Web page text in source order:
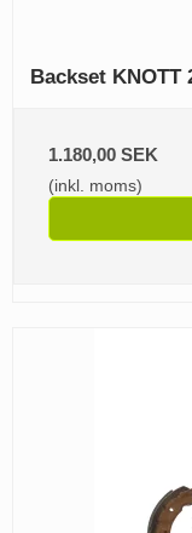
Backset KNOTT
1.180,00 SEK
(inkl. moms)